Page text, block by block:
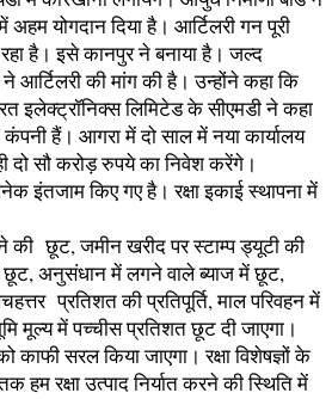
योगदान दिया है। आर्टिलरी गन पूरी
है। इसे कानपुर ने बनाया है। जल्द
आर्टिलरी की मांग की है। उन्होंने कहा कि
इलेक्ट्रॉनिक्स लिमिटेड के सीएमडी ने कहा
कंपनी हैं। आगरा में दो साल में नया कार्यालय
दो सौ करोड़ रुपये का निवेश करेंगे।
इंतजाम किए गए है। रक्षा इकाई स्थापना में
की छूट, जमीन खरीद पर स्टाम्प ड्यूटी की
अनुसंधान में लगने वाले ब्याज में छूट,
प्रतिशत की प्रतिपूर्ति, माल परिवहन में
मूल्य में पच्चीस प्रतिशत छूट दी जाएगा।
सरल किया जाएगा। रक्षा विशेषज्ञों के
रक्षा उत्पाद निर्यात करने की स्थिति में